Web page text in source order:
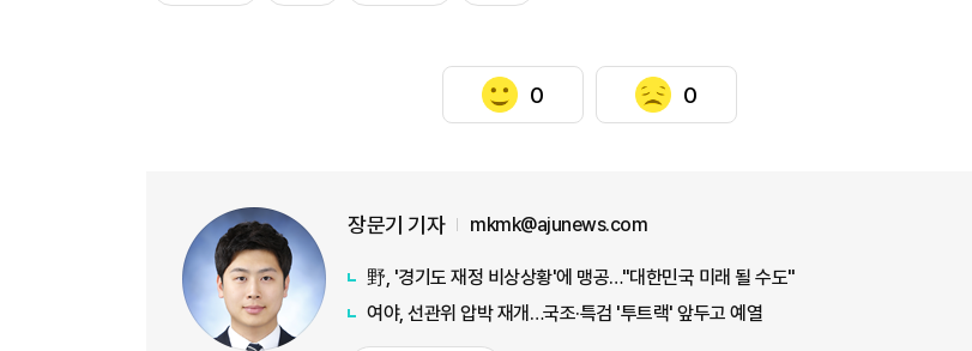
0 0
장문기 기자 mkmk@ajunews.com
野, '경기도 재정 비상상황'에 맹공…"대한민국 미래 될 수도"
여야, 선관위 압박 재개…국조·특검 '투트랙' 앞두고 예열